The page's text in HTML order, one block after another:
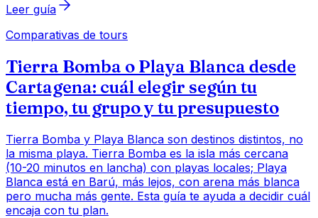
Leer guía
Comparativas de tours
Tierra Bomba o Playa Blanca desde
Cartagena: cuál elegir según tu
tiempo, tu grupo y tu presupuesto
Tierra Bomba y Playa Blanca son destinos distintos, no
la misma playa. Tierra Bomba es la isla más cercana
(10-20 minutos en lancha) con playas locales; Playa
Blanca está en Barú, más lejos, con arena más blanca
pero mucha más gente. Esta guía te ayuda a decidir cuál
encaja con tu plan.